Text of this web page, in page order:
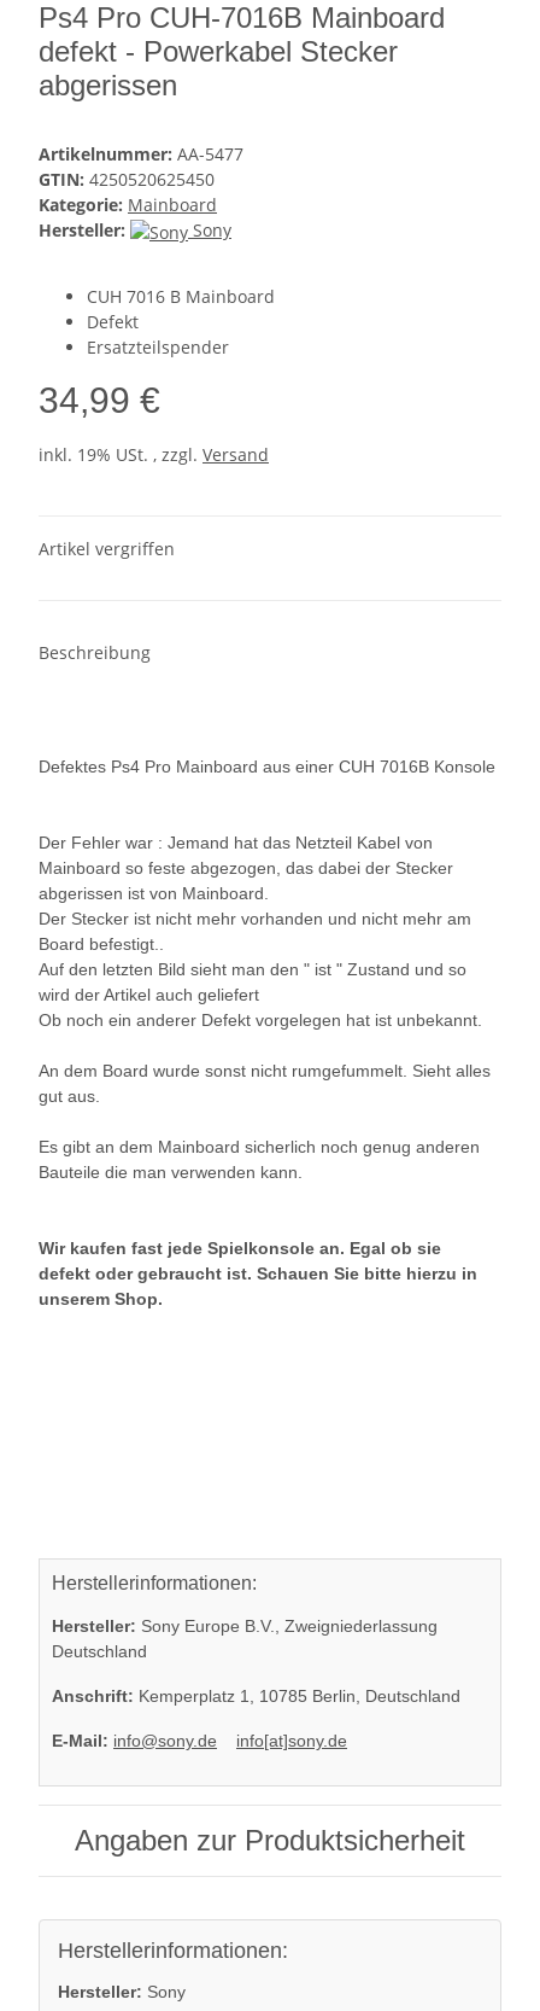
Ps4 Pro CUH-7016B Mainboard
defekt - Powerkabel Stecker
abgerissen
Artikelnummer: AA-5477
GTIN: 4250520625450
Kategorie: Mainboard
Hersteller:
Sony
CUH 7016 B Mainboard
Defekt
Ersatzteilspender
34,99 €
inkl. 19% USt. , zzgl. Versand
Artikel vergriffen
Beschreibung
Defektes Ps4 Pro Mainboard aus einer CUH 7016B Konsole
Der Fehler war : Jemand hat das Netzteil Kabel von
Mainboard so feste abgezogen, das dabei der Stecker
abgerissen ist von Mainboard.
Der Stecker ist nicht mehr vorhanden und nicht mehr am
Board befestigt..
Auf den letzten Bild sieht man den " ist " Zustand und so
wird der Artikel auch geliefert
Ob noch ein anderer Defekt vorgelegen hat ist unbekannt.
An dem Board wurde sonst nicht rumgefummelt. Sieht alles
gut aus.
Es gibt an dem Mainboard sicherlich noch genug anderen
Bauteile die man verwenden kann.
Wir kaufen fast jede Spielkonsole an. Egal ob sie
defekt oder gebraucht ist. Schauen Sie bitte hierzu in
unserem Shop.
Herstellerinformationen:
Hersteller: Sony Europe B.V., Zweigniederlassung
Deutschland
Anschrift: Kemperplatz 1, 10785 Berlin, Deutschland
E-Mail: info@sony.de info[at]sony.de
Angaben zur Produktsicherheit
Herstellerinformationen:
Hersteller: Sony